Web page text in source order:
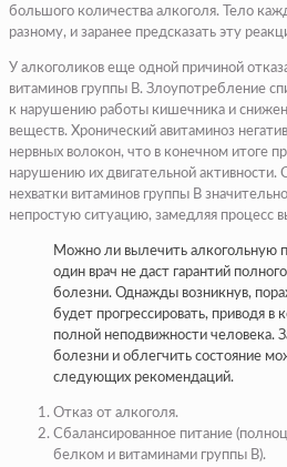
большого количества алкоголя. Тело
разному, и заранее предсказать эту
У алкоголиков еще одной причиной
витаминов группы B. Злоупотребление
к нарушению работы кишечника и
веществ. Хронический авитаминоз
нервных волокон, что в конечном итоге
нарушению их двигательной активности.
нехватки витаминов группы B
непростую ситуацию, замедляя процесс
Можно ли вылечить алкогольную
один врач не даст гарантий
болезни. Однажды возникнув,
будет прогрессировать, приводя в
полной неподвижности человека.
болезни и облегчить состояние
следующих рекомендаций.
Отказ от алкоголя.
Сбалансированное питание
белком и витаминами группы B).